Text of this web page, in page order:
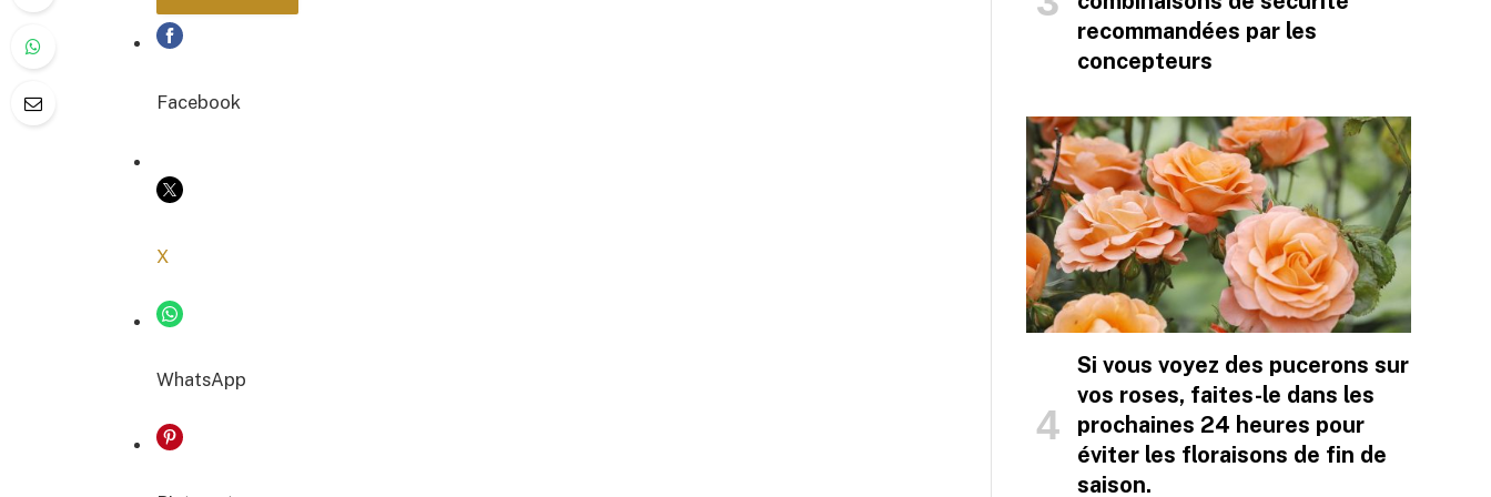
COPIER LE LIEN
Facebook
X
WhatsApp
recommandées par les
concepteurs
Si vous voyez des pucerons sur
vos roses, faites-le dans les
prochaines 24 heures pour
éviter les floraisons de fin de
saison.